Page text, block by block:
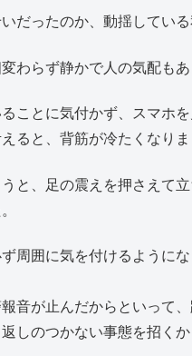
だったのか、動揺してい
わらず静かで人の気配もあ
ことに気付かず、スマホ
ると、背筋が冷たくなりま
と、足の震えを押さえて
周囲に気を付けるように
音が止んだからといって
しのつかない事態を招くか